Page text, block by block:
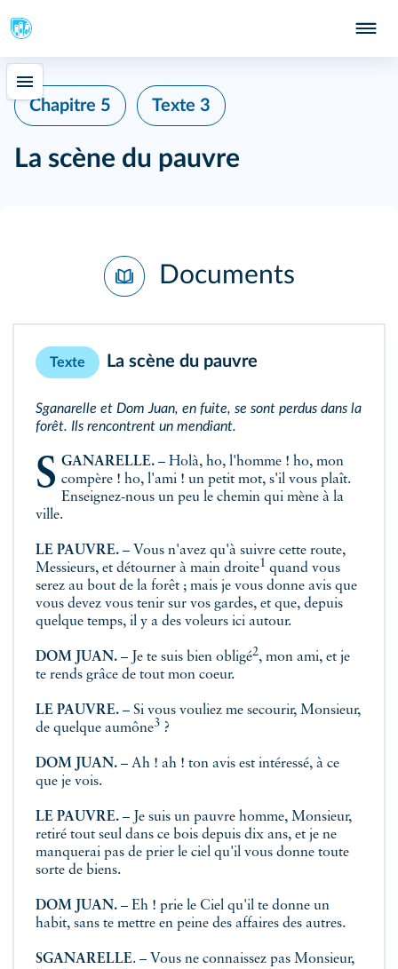
Chapitre 5 Texte 3
La scène du pauvre
Documents
Texte La scène du pauvre
Sganarelle et Dom Juan, en fuite, se sont perdus dans la
forêt. Ils rencontrent un mendiant.
SGANARELLE.– Holà, ho, l'homme ! ho, mon
compère ! ho, l'ami ! un petit mot, s'il vous plaît.
Enseignez-nous un peu le chemin qui mène à la
ville.
LE PAUVRE. – Vous n'avez qu'à suivre cette route,
Messieurs, et détourner à main droite1 quand vous
serez au bout de la forêt ; mais je vous donne avis que
vous devez vous tenir sur vos gardes, et que, depuis
quelque temps, il y a des voleurs ici autour.
DOM JUAN. – Je te suis bien obligé2, mon ami, et je
te rends grâce de tout mon coeur.
LE PAUVRE. – Si vous vouliez me secourir, Monsieur,
de quelque aumône3 ?
DOM JUAN. – Ah ! ah ! ton avis est intéressé, à ce
que je vois.
LE PAUVRE. – Je suis un pauvre homme, Monsieur,
retiré tout seul dans ce bois depuis dix ans, et je ne
manquerai pas de prier le ciel qu'il vous donne toute
sorte de biens.
DOM JUAN. – Eh ! prie le Ciel qu'il te donne un
habit, sans te mettre en peine des affaires des autres.
SGANARELLE. – Vous ne connaissez pas Monsieur,